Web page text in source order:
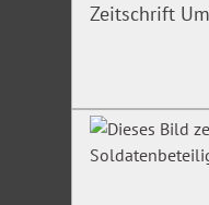
Zeitschrift